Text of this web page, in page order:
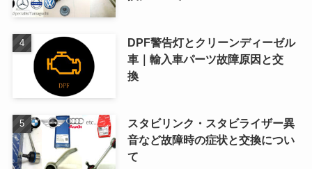
DPF警告灯とクリーンディーゼル
車｜輸入車パーツ故障原因と交
換
スタビリンク・スタビライザー異
音など故障時の症状と交換につい
て